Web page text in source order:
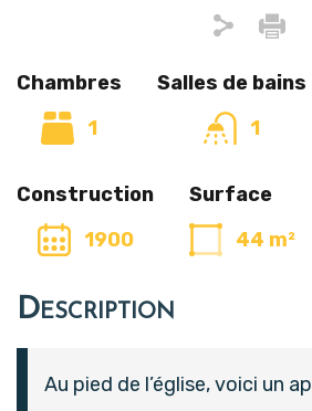
Chambres
1
Salles de bains
1
Construction
1900
Surface
44 m²
Description
Au pied de l’église, voici un